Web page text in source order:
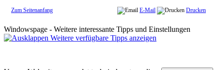
Zum Seitenanfang E-Mail Drucken
Windowspage - Weitere interessante Tipps und Einstellungen
Weitere verfügbare Tipps anzeigen